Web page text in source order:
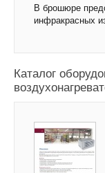
В брошюре
инфракрасных
Каталог